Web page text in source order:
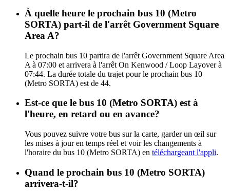
À quelle heure le prochain bus 10 (Metro
SORTA) part-il de l'arrêt Government Square
Area A?
Le prochain bus 10 partira de l'arrêt Government Square Area
A à 07:00 et arrivera à l'arrêt On Kenwood / Loop Layover à
07:44. La durée totale du trajet pour le prochain bus 10
(Metro SORTA) est de 44.
Est-ce que le bus 10 (Metro SORTA) est à
l'heure, en retard ou en avance?
Vous pouvez suivre votre bus sur la carte, garder un œil sur
les mises à jour en temps réel et voir les changements à
l'horaire du bus 10 (Metro SORTA) en téléchargeant l'appli.
Quand le prochain bus 10 (Metro SORTA)
arrivera-t-il?